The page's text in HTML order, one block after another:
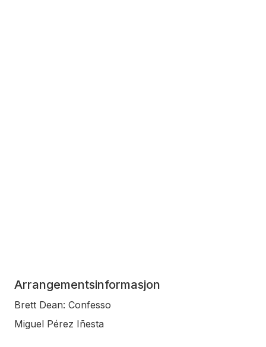
Arrangementsinformasjon
Brett Dean: Confesso
Miguel Pérez Iñesta